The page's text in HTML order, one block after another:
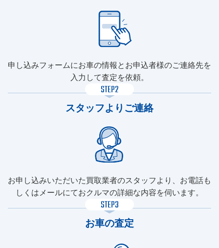
申し込みフォームにお車の情報とお申込者様のご連絡先を
入力して査定を依頼。
STEP2
スタッフよりご連絡
お申し込みいただいた買取業者のスタッフより、お電話も
しくはメールにておクルマの詳細な内容を伺います。
STEP3
お車の査定